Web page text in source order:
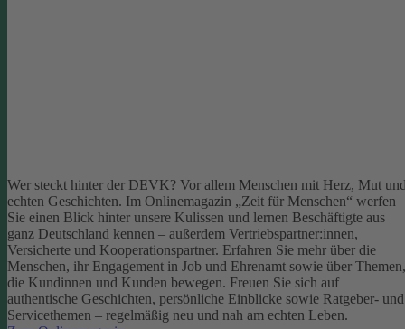
Wer steckt hinter der DEVK? Vor allem Menschen mit Herz, Mut
echten Geschichten. Im Onlinemagazin „Zeit für Menschen“ werfen
Sie einen Blick hinter unsere Kulissen und lernen Beschäftigte aus
ganz Deutschland kennen – außerdem Vertriebspartner:innen,
Versicherte und Kooperationspartner. Erfahren Sie mehr über die
Menschen, ihr Engagement in Job und Ehrenamt sowie über Themen,
die Kundinnen und Kunden bewegen. Freuen Sie sich auf
authentische Geschichten, persönliche Einblicke sowie Ratgeber- und
Servicethemen – regelmäßig neu und nah am echten Leben.